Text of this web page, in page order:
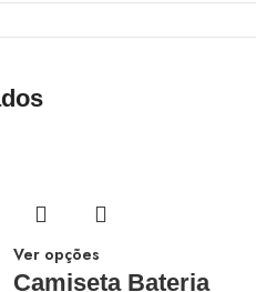
Ver opções
Camiseta Bateria